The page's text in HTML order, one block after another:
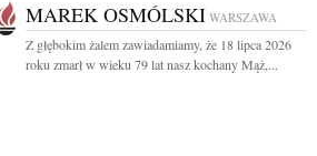
MAREK OSMÓLSKI WARSZAWA
Z głębokim żalem zawiadamiamy, że 18 lipca 2026
roku zmarł w wieku 79 lat nasz kochany Mąż,...